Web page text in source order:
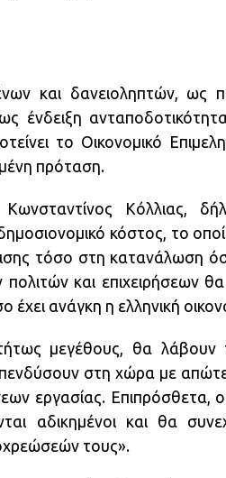
και δανειοληπτών, ως
ένδειξη
το Οικονομικό
πρόταση.
Κόλλιας,
κόστος, το
τόσο στη κατανάλωση
και επιχειρήσεων
ανάγκη η ελληνική
μεγέθους, θα λάβουν
στη χώρα με
εργασίας. Επιπρόσθετα,
αδικημένοι και θα
τους».